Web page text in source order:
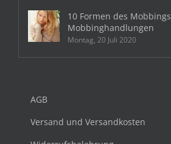
10 Formen des
Mobbinghandlungen
Montag, 20 Juli 2020
AGB
Versand und Versandkosten